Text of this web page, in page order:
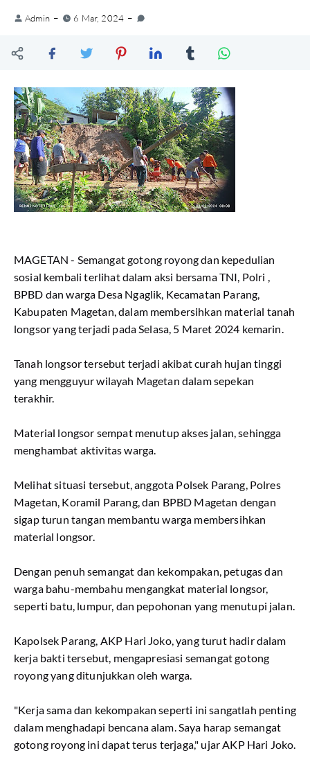
Admin 6 Mar, 2024
MAGETAN - Semangat gotong royong dan kepedulian
sosial kembali terlihat dalam aksi bersama TNI, Polri ,
BPBD dan warga Desa Ngaglik, Kecamatan Parang,
Kabupaten Magetan, dalam membersihkan material tanah
longsor yang terjadi pada Selasa, 5 Maret 2024 kemarin.
Tanah longsor tersebut terjadi akibat curah hujan tinggi
yang mengguyur wilayah Magetan dalam sepekan
terakhir.
Material longsor sempat menutup akses jalan, sehingga
menghambat aktivitas warga.
Melihat situasi tersebut, anggota Polsek Parang, Polres
Magetan, Koramil Parang, dan BPBD Magetan dengan
sigap turun tangan membantu warga membersihkan
material longsor.
Dengan penuh semangat dan kekompakan, petugas dan
warga bahu-membahu mengangkat material longsor,
seperti batu, lumpur, dan pepohonan yang menutupi jalan.
Kapolsek Parang, AKP Hari Joko, yang turut hadir dalam
kerja bakti tersebut, mengapresiasi semangat gotong
royong yang ditunjukkan oleh warga.
"Kerja sama dan kekompakan seperti ini sangatlah penting
dalam menghadapi bencana alam. Saya harap semangat
gotong royong ini dapat terus terjaga," ujar AKP Hari Joko.